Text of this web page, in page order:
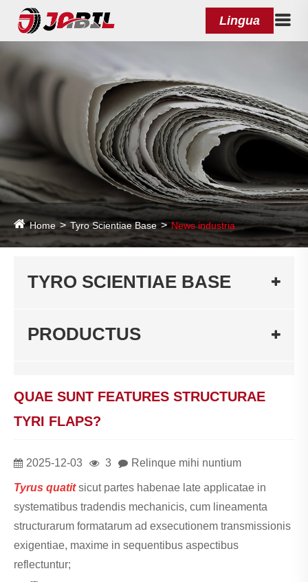
Lingua
Home Tyro Scientiae Base News industria
TYRO SCIENTIAE BASE
PRODUCTUS
QUAE SUNT FEATURES STRUCTURAE
TYRI FLAPS?
2025-12-03 3 Relinque mihi nuntium
Tyrus quatit sicut partes habenae late applicatae in
systematibus tradendis mechanicis, cum lineamenta
structurarum formatarum ad exsecutionem transmissionis
exigentiae, maxime in sequentibus aspectibus
reflectuntur;